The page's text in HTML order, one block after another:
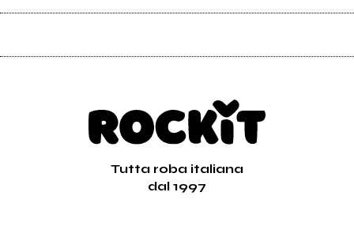
Tutta roba italiana
dal 1997